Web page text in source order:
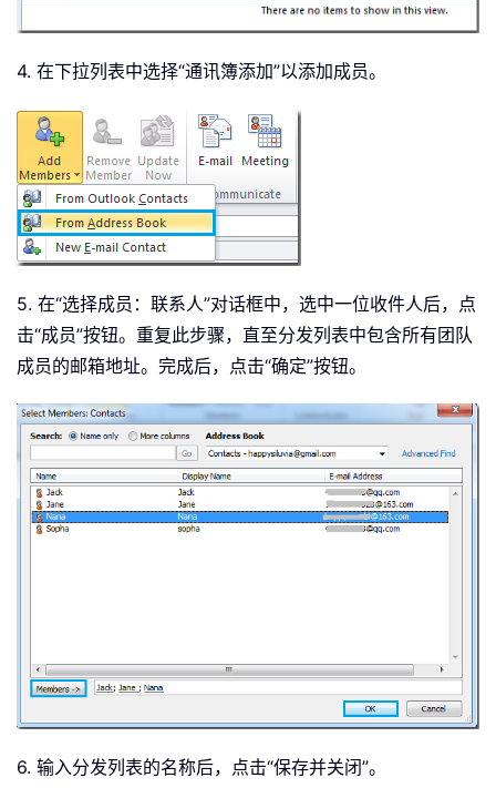
4. 在下拉列表中选择“通讯簿添加”以添加成员。
5. 在“选择成员：联系人”对话框中，选中一位收件人后，点
击“成员”按钮。重复此步骤，直至分发列表中包含所有团队
成员的邮箱地址。完成后，点击“确定”按钮。
6. 输入分发列表的名称后，点击“保存并关闭”。